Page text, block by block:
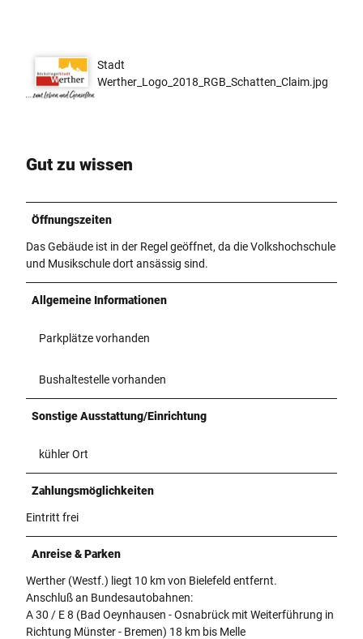
Stadt
Werther_Logo_2018_RGB_Schatten_Claim.jpg
Gut zu wissen
Öffnungszeiten
Das Gebäude ist in der Regel geöffnet, da die Volkshochschule
und Musikschule dort ansässig sind.
Allgemeine Informationen
Parkplätze vorhanden
Bushaltestelle vorhanden
Sonstige Ausstattung/Einrichtung
kühler Ort
Zahlungsmöglichkeiten
Eintritt frei
Anreise & Parken
Werther (Westf.) liegt 10 km von Bielefeld entfernt.
Anschluß an Bundesautobahnen:
A 30 / E 8 (Bad Oeynhausen - Osnabrück mit Weiterführung in
Richtung Münster - Bremen) 18 km bis Melle